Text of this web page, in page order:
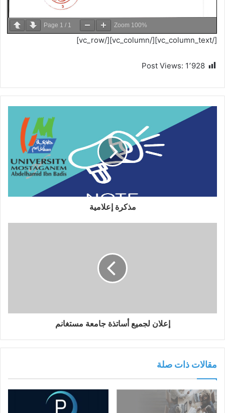
Page 1 / 1 Zoom 100%
[/vc_column_text][/vc_column][/vc_row]
Post Views: 1٬928
مذكرة إعلامية
إعلان لجميع أساتذة جامعة مستغانم
مقالات ذات صلة